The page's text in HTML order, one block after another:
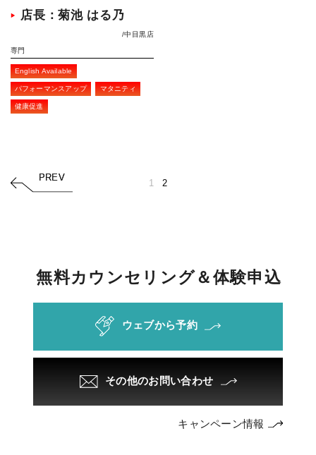
店長：菊池 はる乃
中目黒店
専門
English Available
パフォーマンスアップ マタニティ
健康促進
PREV
PREV
1 2
無料カ ウ ンセ リ ング＆体験申込
ウェブから予約
その他のお問い合わせ
キャンペーン情報